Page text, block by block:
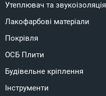
Утеплювач та звукоізоляція
Лакофарбові матеріали
Покрівля
ОСБ Плити
Будівельне кріплення
Інструменти